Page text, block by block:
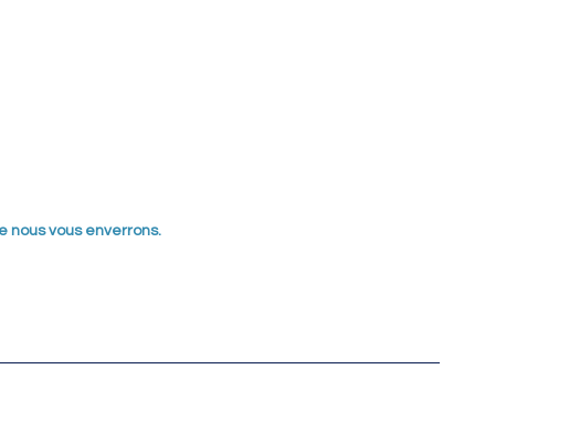
nous vous enverrons.